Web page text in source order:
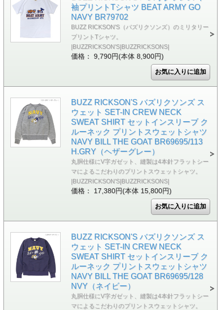
袖プリントTシャツ BEAT ARMY GO
NAVY BR79702
BUZZ RICKSON'S（バズリクソンズ）のミリタリー
プリントTシャツ。
|BUZZRICKSON'S|BUZZRICKSONS|
価格： 9,790円(本体 8,900円)
BUZZ RICKSON'S バズリクソンズ ス
ウェット SET-IN CREW NECK
SWEAT SHIRT セットインスリーブ ク
ルーネック プリントスウェットシャツ
NAVY BILL THE GOAT BR69695/113
H.GRY（ヘザーグレー）
丸胴仕様にV字ガゼット、縫製は4本針フラットシー
マによるこだわりのプリントスウェットシャツ。
|BUZZRICKSON'S|BUZZRICKSONS|
価格： 17,380円(本体 15,800円)
BUZZ RICKSON'S バズリクソンズ ス
ウェット SET-IN CREW NECK
SWEAT SHIRT セットインスリーブ ク
ルーネック プリントスウェットシャツ
NAVY BILL THE GOAT BR69695/128
NVY（ネイビー）
丸胴仕様にV字ガゼット、縫製は4本針フラットシー
マによるこだわりのプリントスウェットシャツ。